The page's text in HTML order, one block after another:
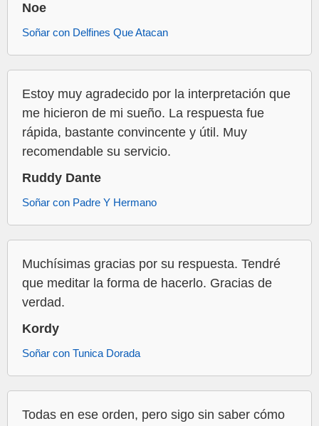
Noe
Soñar con Delfines Que Atacan
Estoy muy agradecido por la interpretación que
me hicieron de mi sueño. La respuesta fue
rápida, bastante convincente y útil. Muy
recomendable su servicio.
Ruddy Dante
Soñar con Padre Y Hermano
Muchísimas gracias por su respuesta. Tendré
que meditar la forma de hacerlo. Gracias de
verdad.
Kordy
Soñar con Tunica Dorada
Todas en ese orden, pero sigo sin saber cómo